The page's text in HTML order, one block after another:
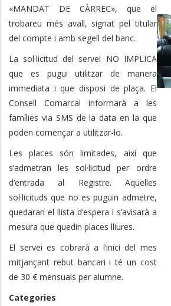
«MANDAT DE CÀRREC», que el
trobareu més avall, signat pel titular
del compte i amb segell del banc.
La sol·licitud del servei NO IMPLICA
que es pugui utilitzar de manera
immediata i que disposi de plaça. El
Consell Comarcal informarà a les
famílies via SMS de la data en la que
poden començar a utilitzar-lo.
Les places són limitades, així que
s’admetran les sol·licitud per ordre
d’entrada al Registre. Aquelles
sol·licituds que no es puguin admetre,
quedaran el llista d’espera i s’avisarà a
mesura que quedin places lliures.
El servei es cobrarà a l’inici del mes
mitjançant rebut bancari i té un cost
de 30 € mensuals per alumne.
Categories